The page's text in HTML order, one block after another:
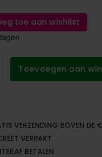
toe aan wishlist
Toevoegen aan
VERZENDING BOVEN DE
VERPAKT
BETALEN